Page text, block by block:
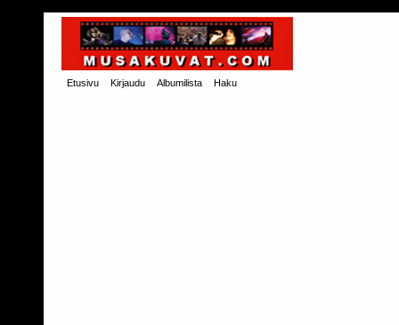
Etusivu Kirjaudu Albumilista Haku